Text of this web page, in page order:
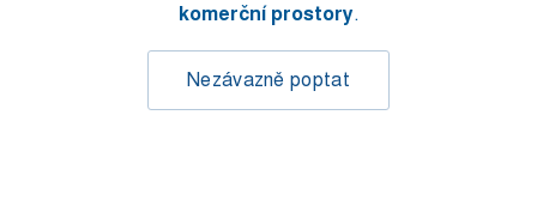
komerční prostory.
Nezávazně poptat